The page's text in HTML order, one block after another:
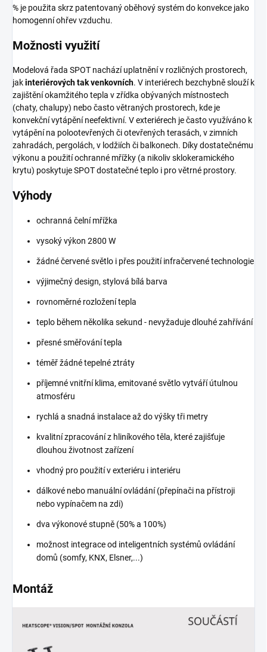
% je použita skrz patentovaný oběhový systém do konvekce jako
homogenní ohřev vzduchu.
Možnosti využití
Modelová řada SPOT nachází uplatnění v rozličných prostorech,
jakinteriérových tak venkovních. V interiérech bezchybně slouží k
zajištění okamžitého tepla v zřídka obývaných místnostech
(chaty, chalupy) nebo často větraných prostorech, kde je
konvekční vytápění neefektivní. V exteriérech je často využíváno k
vytápění na polootevřených či otevřených terasách, v zimních
zahradách, pergolách, v lodžiích či balkonech. Díky dostatečnému
výkonu a použití ochranné mřížky (a nikoliv sklokeramického
krytu) poskytuje SPOT dostatečné teplo i pro větrné prostory.
Výhody
ochranná čelní mřížka
vysoký výkon 2800 W
žádné červené světlo i přes použití infračervené technologie
výjimečný design, stylová bílá barva
rovnoměrné rozložení tepla
teplo během několika sekund - nevyžaduje dlouhé zahřívání
přesné směřování tepla
téměř žádné tepelné ztráty
příjemné vnitřní klima, emitované světlo vytváří útulnou
atmosféru
rychlá a snadná instalace až do výšky tři metry
kvalitní zpracování z hliníkového těla, které zajišťuje
dlouhou životnost zařízení
vhodný pro použití v exteriéru i interiéru
dálkové nebo manuální ovládání (přepínači na přístroji
nebo vypínačem na zdi)
dva výkonové stupně (50% a 100%)
možnost integrace od inteligentních systémů ovládání
domů (somfy, KNX, Elsner,...)
Montáž